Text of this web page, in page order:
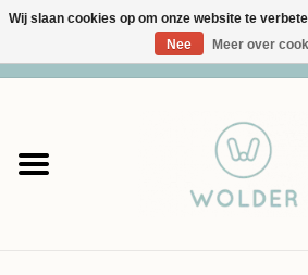
Garens
Wij slaan cookies op om onze website te
Nee
Meer over